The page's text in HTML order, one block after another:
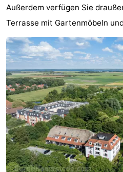
Livingstone
-
Resort
Haamstede
-
Résidence
't
Hof
van
Haamstede
-
Schouwen
-
Schouwse
Valleien
-
Wijde
Blick
-
Zeeuwse
Kust
-
’t
Hotels
Außerdem verfügen Sie
Terrasse mit Gartenmöbeln